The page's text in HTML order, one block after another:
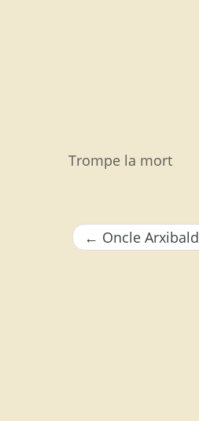
Trompe la mort
← Oncle Arxibald